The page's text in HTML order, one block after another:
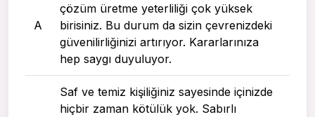
A
çözüm üretme yeterliliği çok yüksek
birisiniz. Bu durum da sizin çevrenizdeki
güvenilirliğinizi artırıyor. Kararlarınıza
hep saygı duyuluyor.
Saf ve temiz kişiliğiniz sayesinde içinizde
hiçbir zaman kötülük yok. Sabırlı